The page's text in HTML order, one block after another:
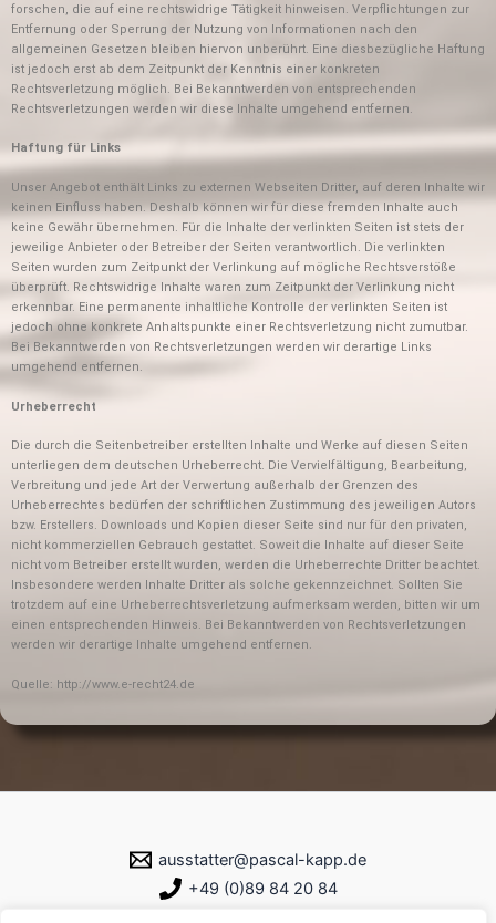
forschen, die auf eine rechtswidrige Tätigkeit hinweisen. Verpflichtungen zur
Entfernung oder Sperrung der Nutzung von Informationen nach den
allgemeinen Gesetzen bleiben hiervon unberührt. Eine diesbezügliche Haftung
ist jedoch erst ab dem Zeitpunkt der Kenntnis einer konkreten
Rechtsverletzung möglich. Bei Bekanntwerden von entsprechenden
Rechtsverletzungen werden wir diese Inhalte umgehend entfernen.
Haftung für Links
Unser Angebot enthält Links zu externen Webseiten Dritter, auf deren Inhalte wir
keinen Einfluss haben. Deshalb können wir für diese fremden Inhalte auch
keine Gewähr übernehmen. Für die Inhalte der verlinkten Seiten ist stets der
jeweilige Anbieter oder Betreiber der Seiten verantwortlich. Die verlinkten
Seiten wurden zum Zeitpunkt der Verlinkung auf mögliche Rechtsverstöße
überprüft. Rechtswidrige Inhalte waren zum Zeitpunkt der Verlinkung nicht
erkennbar. Eine permanente inhaltliche Kontrolle der verlinkten Seiten ist
jedoch ohne konkrete Anhaltspunkte einer Rechtsverletzung nicht zumutbar.
Bei Bekanntwerden von Rechtsverletzungen werden wir derartige Links
umgehend entfernen.
Urheberrecht
Die durch die Seitenbetreiber erstellten Inhalte und Werke auf diesen Seiten
unterliegen dem deutschen Urheberrecht. Die Vervielfältigung, Bearbeitung,
Verbreitung und jede Art der Verwertung außerhalb der Grenzen des
Urheberrechtes bedürfen der schriftlichen Zustimmung des jeweiligen Autors
bzw. Erstellers. Downloads und Kopien dieser Seite sind nur für den privaten,
nicht kommerziellen Gebrauch gestattet. Soweit die Inhalte auf dieser Seite
nicht vom Betreiber erstellt wurden, werden die Urheberrechte Dritter beachtet.
Insbesondere werden Inhalte Dritter als solche gekennzeichnet. Sollten Sie
trotzdem auf eine Urheberrechtsverletzung aufmerksam werden, bitten wir um
einen entsprechenden Hinweis. Bei Bekanntwerden von Rechtsverletzungen
werden wir derartige Inhalte umgehend entfernen.
Quelle: http://www.e-recht24.de
ausstatter@pascal-kapp.de
+49 (0)89 84 20 84